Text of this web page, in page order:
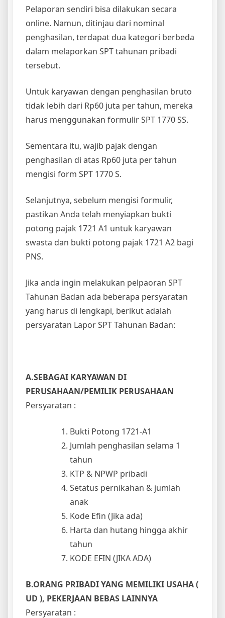
Pelaporan sendiri bisa dilakukan secara
online. Namun, ditinjau dari nominal
penghasilan, terdapat dua kategori berbeda
dalam melaporkan SPT tahunan pribadi
tersebut.
Untuk karyawan dengan penghasilan bruto
tidak lebih dari Rp60 juta per tahun, mereka
harus menggunakan formulir SPT 1770 SS.
Sementara itu, wajib pajak dengan
penghasilan di atas Rp60 juta per tahun
mengisi form SPT 1770 S.
Selanjutnya, sebelum mengisi formulir,
pastikan Anda telah menyiapkan bukti
potong pajak 1721 A1 untuk karyawan
swasta dan bukti potong pajak 1721 A2 bagi
PNS.
Jika anda ingin melakukan pelpaoran SPT
Tahunan Badan ada beberapa persyaratan
yang harus di lengkapi, berikut adalah
persyaratan Lapor SPT Tahunan Badan:
A.SEBAGAI KARYAWAN DI
PERUSAHAAN/PEMILIK PERUSAHAAN
Persyaratan :
Bukti Potong 1721-A1
Jumlah penghasilan selama 1
tahun
KTP & NPWP pribadi
Setatus pernikahan & jumlah
anak
Kode Efin (Jika ada)
Harta dan hutang hingga akhir
tahun
KODE EFIN (JIKA ADA)
B.ORANG PRIBADI YANG MEMILIKI USAHA (
UD ), PEKERJAAN BEBAS LAINNYA
Persyaratan :